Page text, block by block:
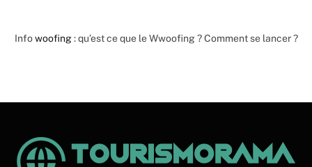
Infowoofing: qu’est ce que le Wwoofing ? Comment se lancer ?